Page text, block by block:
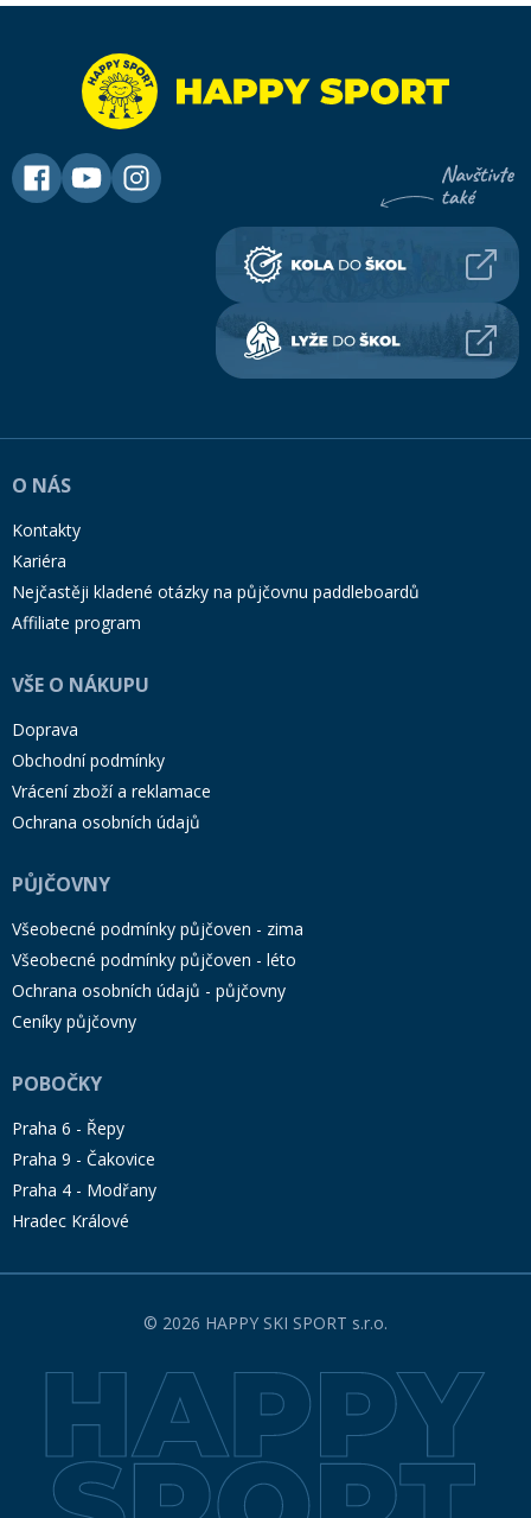
O NÁS
Kontakty
Kariéra
Nejčastěji kladené otázky na půjčovnu paddleboardů
Affiliate program
VŠE O NÁKUPU
Doprava
Obchodní podmínky
Vrácení zboží a reklamace
Ochrana osobních údajů
PŮJČOVNY
Všeobecné podmínky půjčoven - zima
Všeobecné podmínky půjčoven - léto
Ochrana osobních údajů - půjčovny
Ceníky půjčovny
POBOČKY
Praha 6 - Řepy
Praha 9 - Čakovice
Praha 4 - Modřany
Hradec Králové
© 2026 HAPPY SKI SPORT s.r.o.